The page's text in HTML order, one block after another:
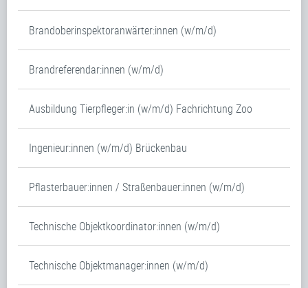
Brandoberinspektoranwärter:innen (w/m/d)
Brandreferendar:innen (w/m/d)
Ausbildung Tierpfleger:in (w/m/d) Fachrichtung Zoo
Ingenieur:innen (w/m/d) Brückenbau
Pflasterbauer:innen / Straßenbauer:innen (w/m/d)
Technische Objektkoordinator:innen (w/m/d)
Technische Objektmanager:innen (w/m/d)